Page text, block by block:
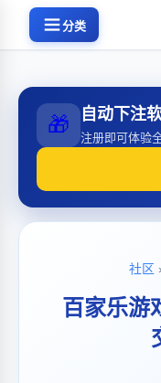
分类
🎁 自动下注
注册即可体验
社区 ›
百家乐游